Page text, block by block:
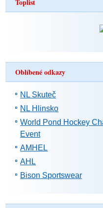
Oblíbené odkazy
NL Skuteč
NL Hlinsko
World Pond Hockey
Event
AMHEL
AHL
Bison Sportswear